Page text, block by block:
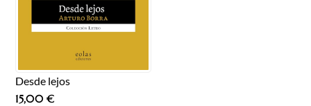
Desde lejos
15,00€